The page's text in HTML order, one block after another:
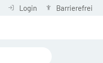
Login Barrierefrei